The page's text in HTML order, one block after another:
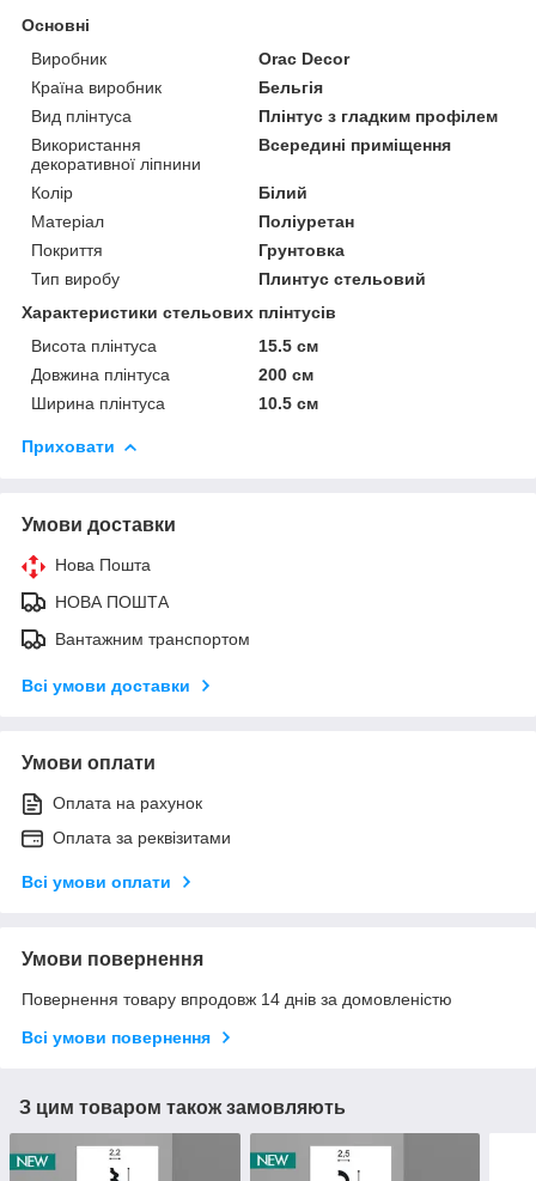
Основні
Виробник
Orac Decor
Країна виробник
Бельгія
Вид плінтуса
Плінтус з гладким профілем
Використання
декоративної ліпнини
Всередині приміщення
Колір
Білий
Матеріал
Поліуретан
Покриття
Грунтовка
Тип виробу
Плинтус стельовий
Характеристики стельових плінтусів
Висота плінтуса
15.5 см
Довжина плінтуса
200 см
Ширина плінтуса
10.5 см
Приховати
Умови доставки
Нова Пошта
НОВА ПОШТА
Вантажним транспортом
Всі умови доставки
Умови оплати
Оплата на рахунок
Оплата за реквізитами
Всі умови оплати
Умови повернення
Повернення товару впродовж 14 днів за домовленістю
Всі умови повернення
З цим товаром також замовляють